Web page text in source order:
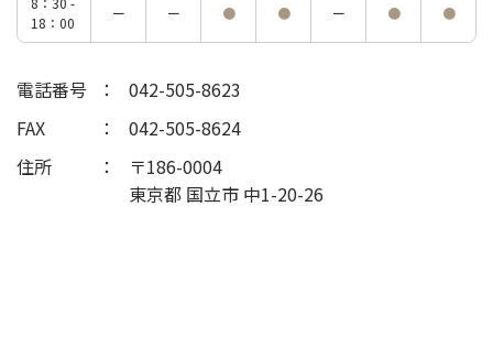
18：00
ー ー ● ● ー ● ●
電話番号
042-505-8623
FAX
042-505-8624
住所
〒186-0004
東京都 国立市 中1-20-26